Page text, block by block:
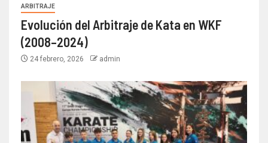
ARBITRAJE
Evolución del Arbitraje de Kata en WKF
(2008–2024)
24 febrero, 2026 admin